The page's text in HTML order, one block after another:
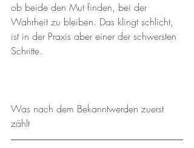
ob beide den Mut finden, bei der
Wahrheit zu bleiben. Das klingt schlicht,
ist in der Praxis aber einer der schwersten
Schritte.
Was nach dem Bekanntwerden zuerst
zählt